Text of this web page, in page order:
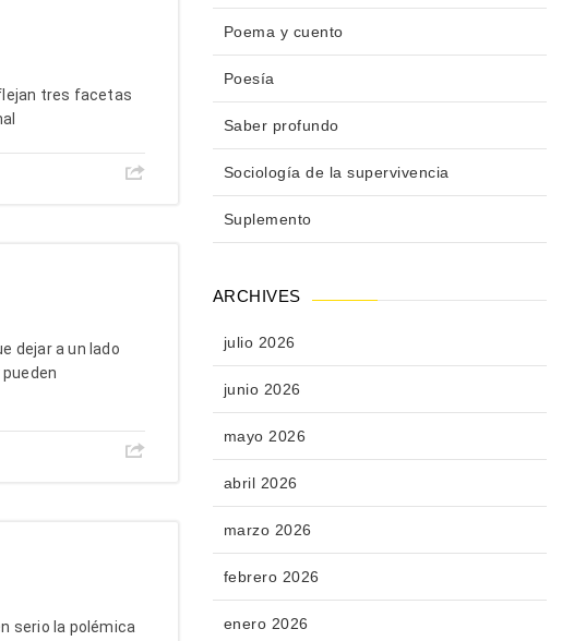
tres facetas
dejar a un lado
serio la polémica
Poema y cuento
Poesía
Saber profundo
Sociología de la supervivencia
Suplemento
ARCHIVES
julio 2026
junio 2026
mayo 2026
abril 2026
marzo 2026
febrero 2026
enero 2026